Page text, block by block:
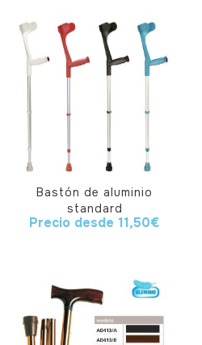
Bastón de aluminio
standard
Precio desde 11,50€